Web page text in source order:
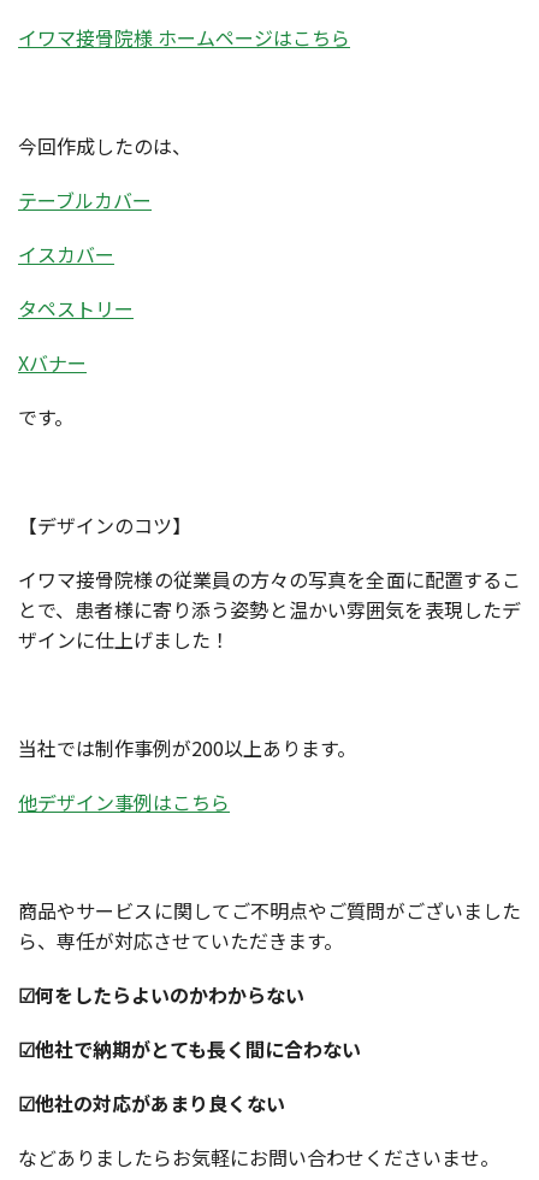
イワマ接骨院様 ホームページはこちら
今回作成したのは、
テーブルカバー
イスカバー
タペストリー
Xバナー
です。
【デザインのコツ】
イワマ接骨院様の従業員の方々の写真を全面に配置するこ
とで、患者様に寄り添う姿勢と温かい雰囲気を表現したデ
ザインに仕上げました！
当社では制作事例が200以上あります。
他デザイン事例はこちら
商品やサービスに関してご不明点やご質問がございました
ら、専任が対応させていただきます。
☑何をしたらよいのかわからない
☑他社で納期がとても長く間に合わない
☑他社の対応があまり良くない
などありましたらお気軽にお問い合わせくださいませ。